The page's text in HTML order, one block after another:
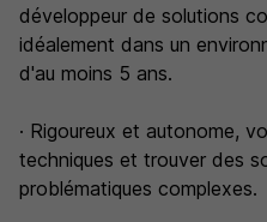
développeur de solutions
idéalement dans un
d'au moins 5 ans.
· Rigoureux et autonome,
techniques et trouver des
problématiques complexes.